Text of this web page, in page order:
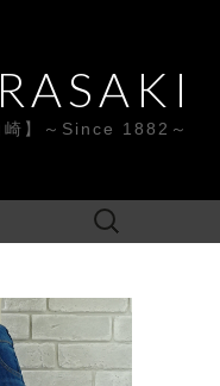
崎】～Since 1882～
検
索: